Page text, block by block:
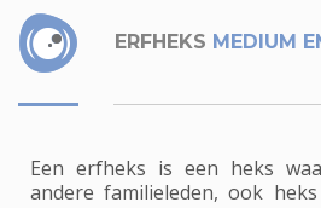
ERFHEKS MEDIUM
Een erfheks is een heks
andere familieleden, ook